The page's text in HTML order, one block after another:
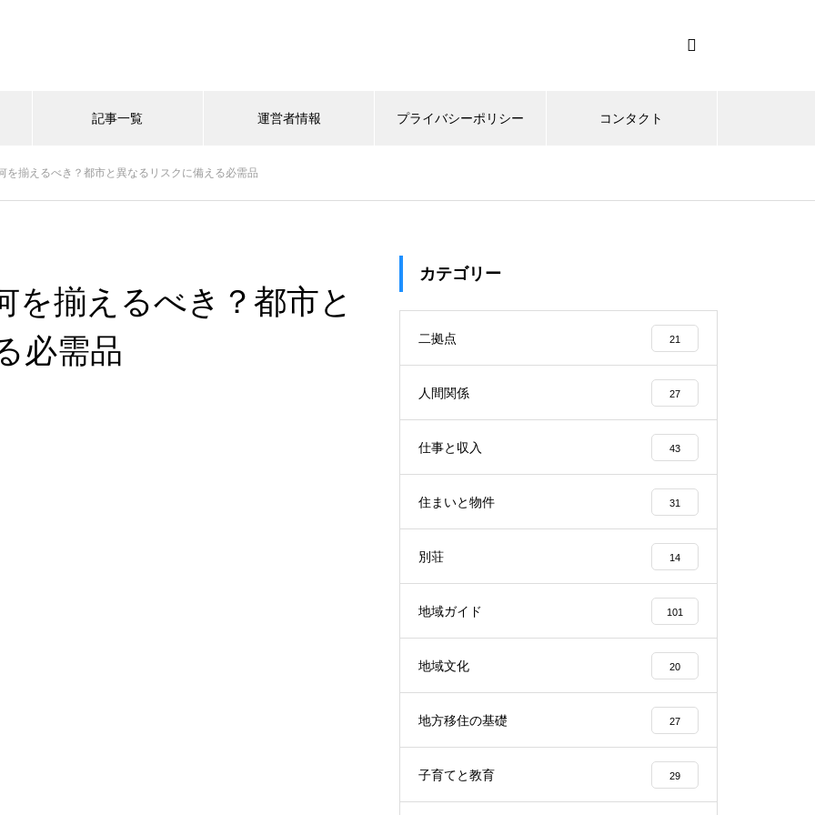
記事一覧 運営者情報 プライバシーポリシー コンタクト
を揃えるべき？都市と異なるリスクに備える必需品
を揃えるべき？都市と
必需品
カテゴリー
二拠点 21
人間関係 27
仕事と収入 43
住まいと物件 31
別荘 14
地域ガイド 101
地域文化 20
地方移住の基礎 27
子育てと教育 29